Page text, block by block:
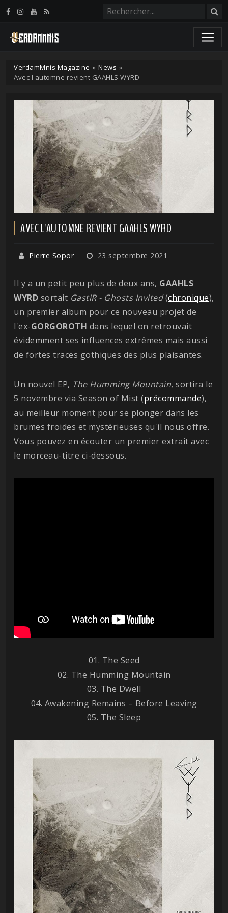
VerdamMnis Magazine » News »
Avec l'automne revient GAAHLS WYRD
AVEC L'AUTOMNE REVIENT GAAHLS WYRD
Pierre Sopor 23 septembre 2021
Il y a un petit peu plus de deux ans, GAAHLS
WYRD sortait GastiR - Ghosts Invited(chronique),
un premier album pour ce nouveau projet de
l'ex-GORGOROTH dans lequel on retrouvait
évidemment ses influences extrêmes mais aussi
de fortes traces gothiques des plus plaisantes.
Un nouvel EP, The Humming Mountain, sortira le
5 novembre via Season of Mist (précommande),
au meilleur moment pour se plonger dans les
brumes froides et mystérieuses qu'il nous offre.
Vous pouvez en écouter un premier extrait avec
le morceau-titre ci-dessous.
01. The Seed
02. The Humming Mountain
03. The Dwell
04. Awakening Remains – Before Leaving
05. The Sleep
Panneau de gestion des cookies